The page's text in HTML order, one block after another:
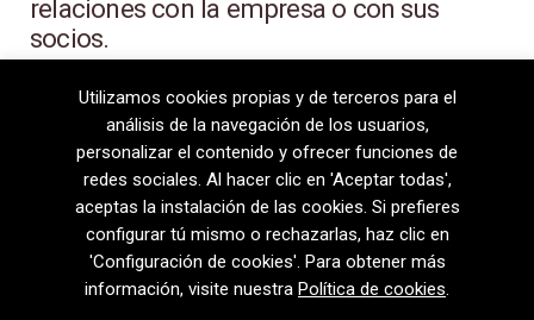
relaciones con la empresa o con sus
socios.
Utilizamos cookies propias y de terceros para el
análisis de la navegación de los usuarios,
personalizar el contenido y ofrecer funciones de
redes sociales. Al hacer clic en 'Aceptar todas',
aceptas la instalación de las cookies. Si prefieres
configurar tú mismo o rechazarlas, haz clic en
'Configuración de cookies'. Para obtener más
información, visite nuestra Política de cookies.